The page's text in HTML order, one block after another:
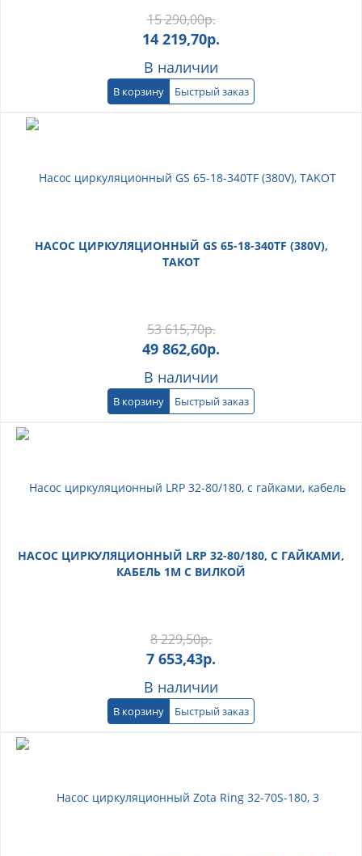
15 290,00р.
14 219,70р.
В наличии
В корзину Быстрый заказ
НАСОС ЦИРКУЛЯЦИОННЫЙ GS 65-18-340TF (380V),
TAKOT
53 615,70р.
49 862,60р.
В наличии
В корзину Быстрый заказ
НАСОС ЦИРКУЛЯЦИОННЫЙ LRP 32-80/180, С ГАЙКАМИ,
КАБЕЛЬ 1М С ВИЛКОЙ
8 229,50р.
7 653,43р.
В наличии
В корзину Быстрый заказ